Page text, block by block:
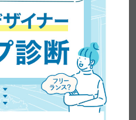
マが脱サラしてWEBデザ
開！